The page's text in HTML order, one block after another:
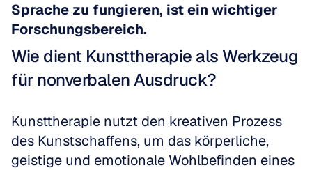
Sprache zu fungieren, ist ein wichtiger
Forschungsbereich.
Wie dient Kunsttherapie als Werkzeug
für nonverbalen Ausdruck?
Kunsttherapie nutzt den kreativen Prozess
des Kunstschaffens, um das körperliche,
geistige und emotionale Wohlbefinden eines